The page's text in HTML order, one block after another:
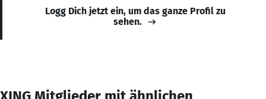
Logg Dich jetzt ein, um das ganze Profil zu
sehen.